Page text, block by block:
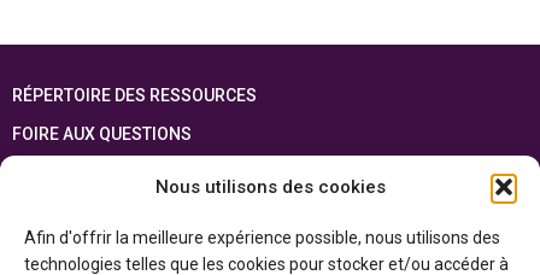
Nous utilisons des cookies
Afin d'offrir la meilleure expérience possible, nous utilisons des
technologies telles que les cookies pour stocker et/ou accéder à
RÉPERTOIRE DES RESSOURCES
FOIRE AUX QUESTIONS
Cette ressource est réalisée grâce au soutien financier du gouvernement de